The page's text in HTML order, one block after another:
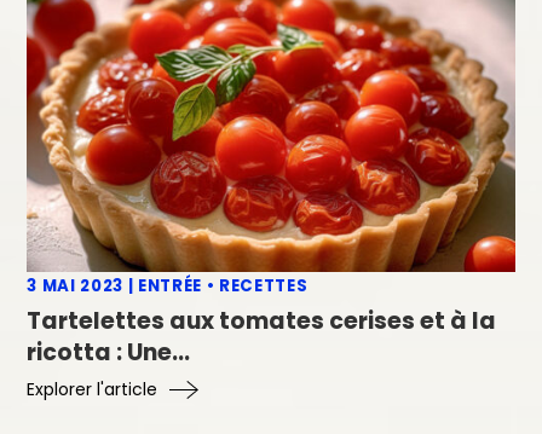
3 MAI 2023 | ENTRÉE • RECETTES
Tartelettes aux tomates cerises et à la
ricotta : Une...
Explorer l'article